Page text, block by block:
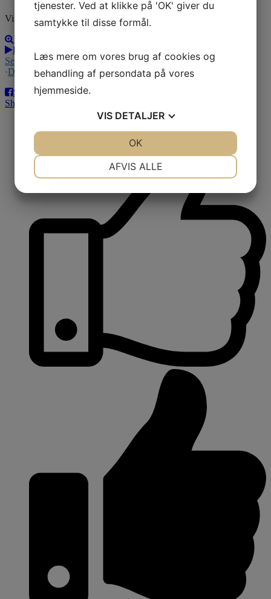
Vi Se mereSe mindre
View
Play
Se på Facebook
·Del
Share on Facebook
Share by Email
tjenester. Ved at klikke på 'OK' giver du
samtykke til disse formål.
Læs mere om vores brug af cookies og
behandling af persondata på vores
hjemmeside.
VIS DETALJER
STATISTIK
AFVIS ALLE
OK